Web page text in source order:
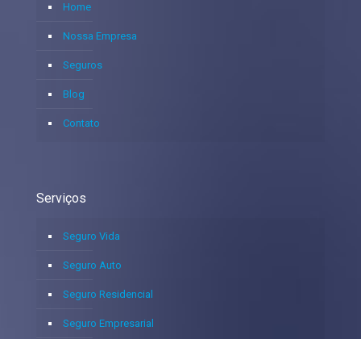
Home
Nossa Empresa
Seguros
Blog
Contato
Serviços
Seguro Vida
Seguro Auto
Seguro Residencial
Seguro Empresarial